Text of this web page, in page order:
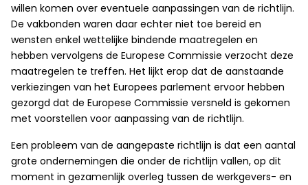
willen komen over eventuele aanpassingen van de richtlijn.
De vakbonden waren daar echter niet toe bereid en
wensten enkel wettelijke bindende maatregelen en
hebben vervolgens de Europese Commissie verzocht deze
maatregelen te treffen. Het lijkt erop dat de aanstaande
verkiezingen van het Europees parlement ervoor hebben
gezorgd dat de Europese Commissie versneld is gekomen
met voorstellen voor aanpassing van de richtlijn.
Een probleem van de aangepaste richtlijn is dat een aantal
grote ondernemingen die onder de richtlijn vallen, op dit
moment in gezamenlijk overleg tussen de werkgevers- en